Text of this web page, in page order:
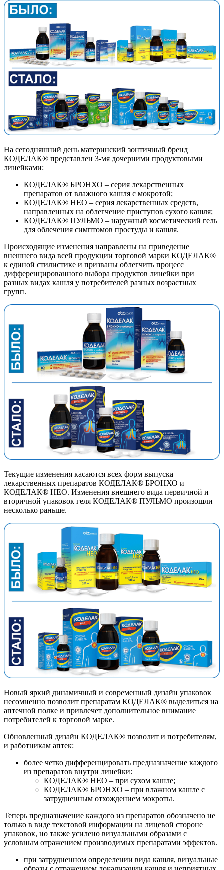
На сегодняшний день материнский зонтичный бренд
КОДЕЛАК® представлен 3-мя дочерними продуктовыми
линейками:
КОДЕЛАК® БРОНХО – серия лекарственных
препаратов от влажного кашля с мокротой;
КОДЕЛАК® НЕО – серия лекарственных средств,
направленных на облегчение приступов сухого кашля;
КОДЕЛАК® ПУЛЬМО – наружный косметический гель
для облечения симптомов простуды и кашля.
Происходящие изменения направлены на приведение
внешнего вида всей продукции торговой марки КОДЕЛАК®
к единой стилистике и призваны облегчить процесс
дифференцированного выбора продуктов линейки при
разных видах кашля у потребителей разных возрастных
групп.
Текущие изменения касаются всех форм выпуска
лекарственных препаратов КОДЕЛАК® БРОНХО и
КОДЕЛАК® НЕО. Изменения внешнего вида первичной и
вторичной упаковок геля КОДЕЛАК® ПУЛЬМО произошли
несколько раньше.
Новый яркий динамичный и современный дизайн упаковок
несомненно позволит препаратам КОДЕЛАК® выделиться на
аптечной полке и привлечет дополнительное внимание
потребителей к торговой марке.
Обновленный дизайн КОДЕЛАК® позволит и потребителям,
и работникам аптек:
более четко дифференцировать предназначение каждого
из препаратов внутри линейки:
КОДЕЛАК® НЕО – при сухом кашле;
КОДЕЛАК® БРОНХО – при влажном кашле с
затрудненным отхождением мокроты.
Теперь предназначение каждого из препаратов обозначено не
только в виде текстовой информации на лицевой стороне
упаковок, но также усилено визуальными образами с
условным отражением производимых препаратами эффектов.
при затрудненном определении вида кашля, визуальные